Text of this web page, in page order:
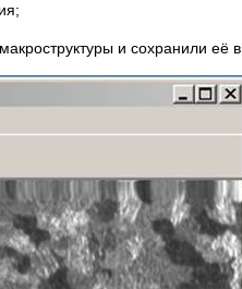
и сохранили её